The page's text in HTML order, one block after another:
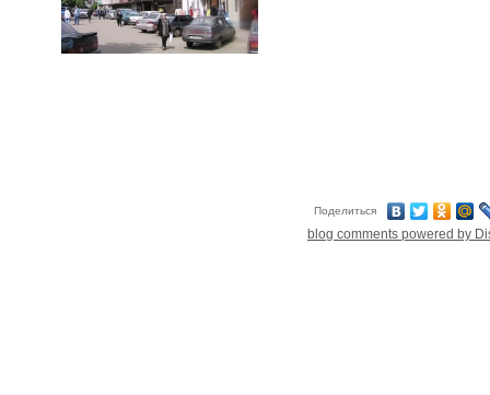
Поделиться
blog comments powered by